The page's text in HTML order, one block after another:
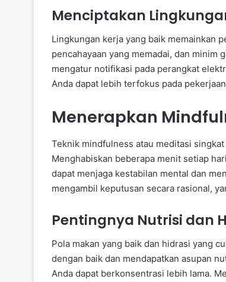
Menciptakan
Lingkungan kerja yang baik memainkan
pencahayaan yang memadai, dan
mengatur notifikasi pada perangkat
Anda dapat lebih terfokus pada
Menerapkan
Teknik mindfulness atau meditasi
Menghabiskan beberapa menit setiap
dapat menjaga kestabilan mental dan
mengambil keputusan secara rasional,
Pentingnya Nutrisi dan
Pola makan yang baik dan hidrasi yang
dengan baik dan mendapatkan asupan
Anda dapat berkonsentrasi lebih lama.